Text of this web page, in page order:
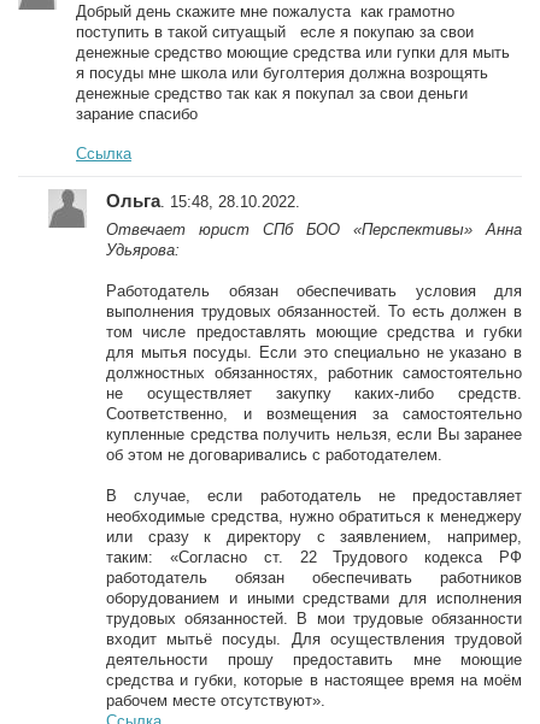
Добрый день скажите мне пожалуста как грамотно
поступить в такой ситуащый есле я покупаю за свои
денежные средство моющие средства или гупки для мыть
я посуды мне школа или буголтерия должна возрощять
денежные средство так как я покупал за свои деньги
зарание спасибо
Ссылка
Ольга. 15:48, 28.10.2022.
Отвечает юрист СПб БОО «Перспективы» Анна
Удьярова:
Работодатель обязан обеспечивать условия для
выполнения трудовых обязанностей. То есть должен в
том числе предоставлять моющие средства и губки
для мытья посуды. Если это специально не указано в
должностных обязанностях, работник самостоятельно
не осуществляет закупку каких-либо средств.
Соответственно, и возмещения за самостоятельно
купленные средства получить нельзя, если Вы заранее
об этом не договаривались с работодателем.
В случае, если работодатель не предоставляет
необходимые средства, нужно обратиться к менеджеру
или сразу к директору с заявлением, например,
таким: «Согласно ст. 22 Трудового кодекса РФ
работодатель обязан обеспечивать работников
оборудованием и иными средствами для исполнения
трудовых обязанностей. В мои трудовые обязанности
входит мытьё посуды. Для осуществления трудовой
деятельности прошу предоставить мне моющие
средства и губки, которые в настоящее время на моём
рабочем месте отсутствуют».
Ссылка